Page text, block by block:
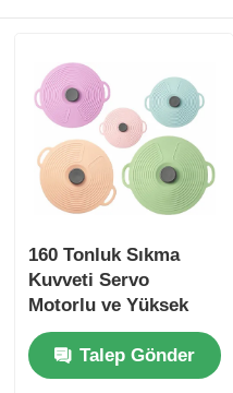
160 Tonluk Sıkma
Kuvveti Servo
Motorlu ve Yüksek
Hassasiyetli Dikey
LSR Enjeksiyon
Makinesi
Talep Gönder